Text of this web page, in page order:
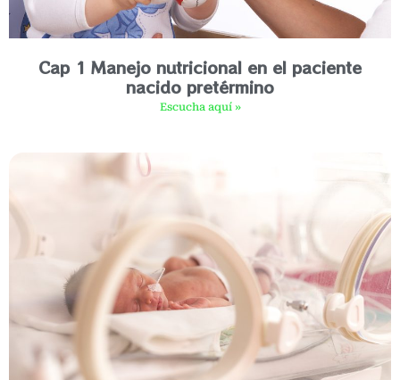
Cap 1 Manejo nutricional en el paciente
nacido pretérmino
Escucha aquí »